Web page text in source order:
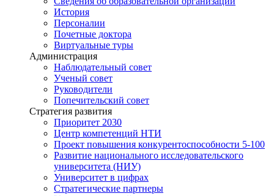
История
Персоналии
Почетные доктора
Виртуальные туры
Администрация
Наблюдательный совет
Ученый совет
Руководители
Попечительский совет
Стратегия развития
Приоритет 2030
Центр компетенций НТИ
Проект повышения конкурентоспособности 5-100
Развитие национального исследовательского
университета (НИУ)
Университет в цифрах
Стратегические партнеры